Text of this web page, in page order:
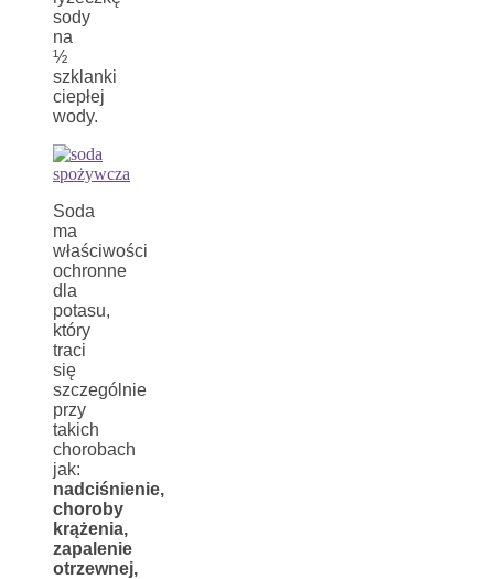
sody
na
½
szklanki
ciepłej
wody.
Soda
ma
właściwości
ochronne
dla
potasu,
który
traci
się
szczególnie
przy
takich
chorobach
jak:
nadciśnienie,
choroby
krążenia,
zapalenie
otrzewnej,